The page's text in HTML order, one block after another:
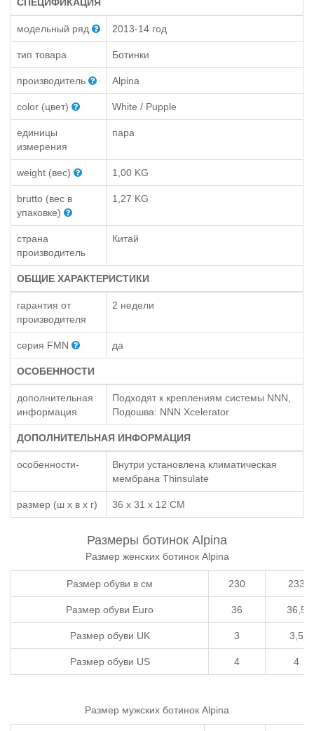
СПЕЦИФИКАЦИЯ
модельный ряд 2013-14 год
тип товара Ботинки
производитель Alpina
color (цвет) White / Pupple
единицы
измерения
пара
weight (вес) 1,00 KG
brutto (вес в
упаковке)
1,27 KG
страна
производитель
Китай
ОБЩИЕ ХАРАКТЕРИСТИКИ
гарантия от
производителя
2 недели
серия FMN да
ОСОБЕННОСТИ
дополнительная
информация
Подходят к креплениям системы NNN,
Подошва: NNN Xcelerator
ДОПОЛНИТЕЛЬНАЯ ИНФОРМАЦИЯ
особенности-
Внутри установлена климатическая
мембрана Thinsulate
размер (ш x в x г) 36 x 31 x 12 СМ
Размеры ботинок Alpina
Размер женских ботинок Alpina
Размер обуви в см 230 233
Размер обуви Euro 36 36,5
Размер обуви UK 3 3,5
Размер обуви US 4 4
Размер мужских ботинок Alpina